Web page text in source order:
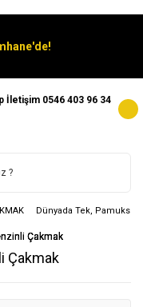
İletişim 0546 403 96 34
Dünyada Tek,
Çakmak